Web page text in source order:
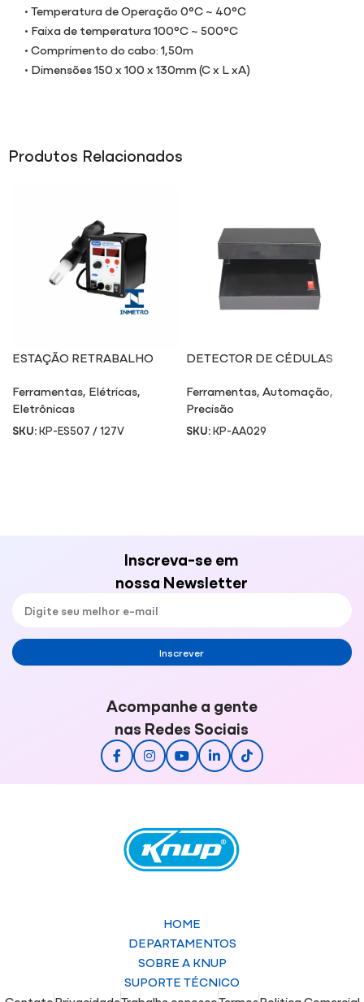
• Temperatura de Operação 0°C ~ 40°C
• Faixa de temperatura 100°C ~ 500°C
• Comprimento do cabo: 1,50m
• Dimensões 150 x 100 x 130mm (C x L xA)
Produtos Relacionados
ESTAÇÃO RETRABALHO
Ferramentas, Elétricas,
Eletrônicas
SKU:KP-ES507 / 127V
DETECTOR DE CÉDULAS
Ferramentas,Automação,
Precisão
SKU:KP-AA029
Inscreva-se em
nossa Newsletter
Inscrever
Acompanhe a gente
nas Redes Sociais
HOME
DEPARTAMENTOS
SOBRE A KNUP
SUPORTE TÉCNICO